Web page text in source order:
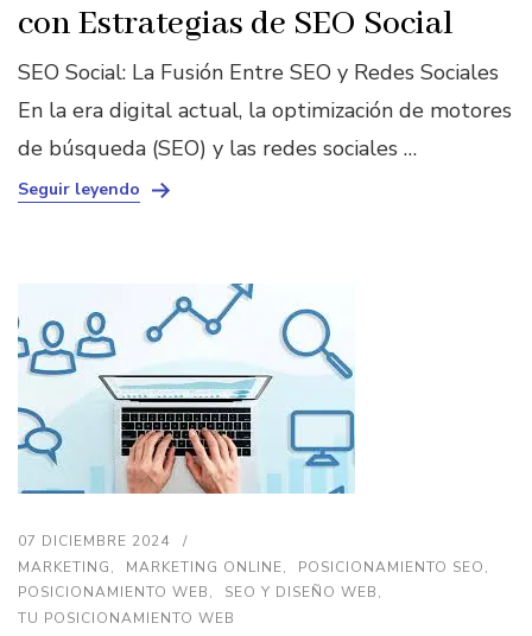
con Estrategias de SEO Social
SEO Social: La Fusión Entre SEO y Redes Sociales
En la era digital actual, la optimización de motores
de búsqueda (SEO) y las redes sociales …
Seguir leyendo
07 DICIEMBRE 2024
MARKETING
MARKETING ONLINE
POSICIONAMIENTO SEO
POSICIONAMIENTO WEB
SEO Y DISEÑO WEB
TU POSICIONAMIENTO WEB